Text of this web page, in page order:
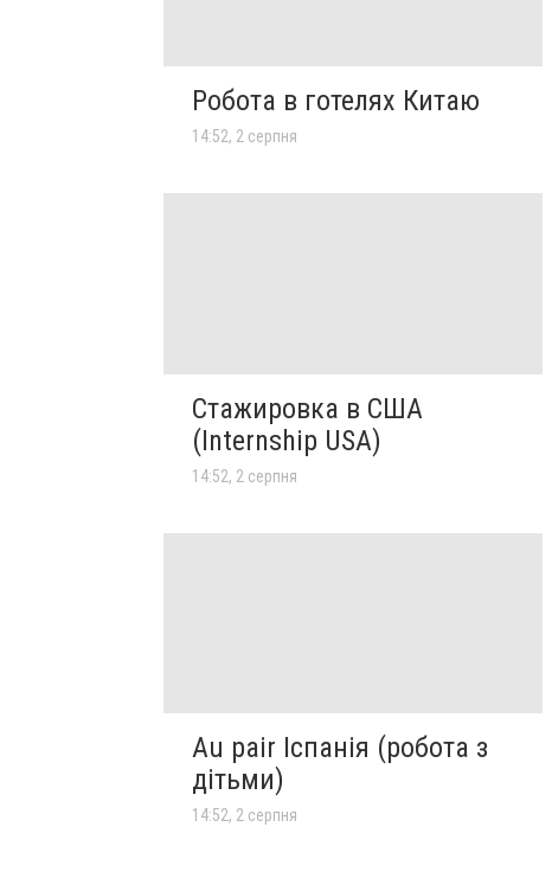
Робота в готелях Китаю
14:52, 2 серпня
Стажировка в США
(Internship USA)
14:52, 2 серпня
Au pair Іспанія (робота з
дітьми)
14:52, 2 серпня